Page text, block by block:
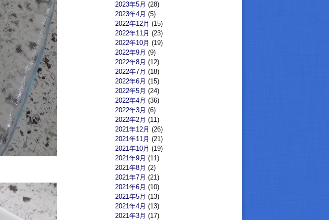
2023年5月 (28)
2023年4月 (5)
2022年12月 (15)
2022年11月 (23)
2022年10月 (19)
2022年9月 (9)
2022年8月 (12)
2022年7月 (18)
2022年6月 (15)
2022年5月 (24)
2022年4月 (36)
2022年3月 (6)
2022年2月 (11)
2021年12月 (26)
2021年11月 (21)
2021年10月 (19)
2021年9月 (11)
2021年8月 (2)
2021年7月 (21)
2021年6月 (10)
2021年5月 (13)
2021年4月 (13)
2021年3月 (17)